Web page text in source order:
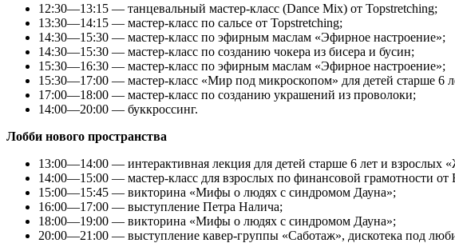
12:30—13:15 — танцевальный мастер-класс (Dance Mix) от Topstretching;
13:30—14:15 — мастер-класс по сальсе от Topstretching;
14:30—15:30 — мастер-класс по эфирным маслам «Эфирное настроение»;
14:30—15:30 — мастер-класс по созданию чокера из бисера и бусин;
15:30—16:30 — мастер-класс по эфирным маслам «Эфирное настроение»;
15:30—17:00 — мастер-класс «Мир под микроскопом» для детей старше 6
17:00—18:00 — мастер-класс по созданию украшений из проволоки;
14:00—20:00 — буккроссинг.
Лобби нового пространства
13:00—14:00 — интерактивная лекция для детей старше 6 лет и взрослых
14:00—15:00 — мастер-класс для взрослых по финансовой грамотности от
15:00—15:45 — викторина «Мифы о людях с синдромом Дауна»;
16:00—17:00 — выступление Петра Налича;
18:00—19:00 — викторина «Мифы о людях с синдромом Дауна»;
20:00—21:00 — выступление кавер-группы «Саботаж», дискотека под